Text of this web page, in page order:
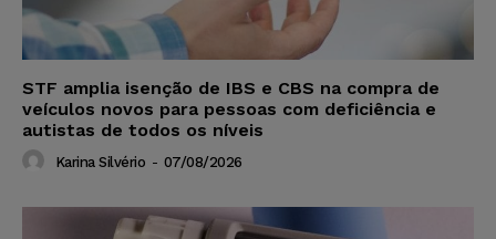
STF amplia isenção de IBS e CBS na compra de
veículos novos para pessoas com deficiência e
autistas de todos os níveis
Karina Silvério - 07/08/2026